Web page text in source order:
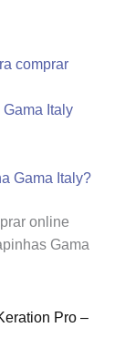
comprar
Italy
Gama Italy?
online
Gama
Pro –